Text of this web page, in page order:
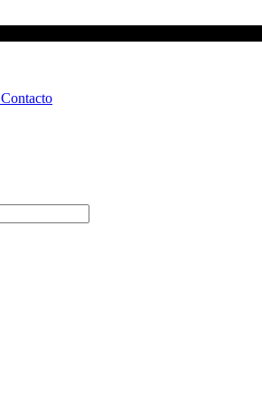
Contacto